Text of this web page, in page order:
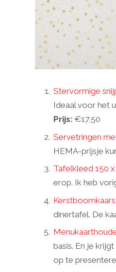
Stervormige
Ideaal voor het
Prijs: €17,50
Servetringen
HEMA-prijsje
Tafelkleed 150
erop. Ik heb
Kerstboomkaars
dinertafel. De
basis. En je
op te